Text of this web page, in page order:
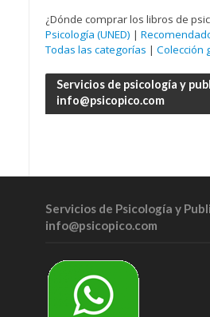
¿Dónde comprar los libros de
Psicología (UNED) |
Todas las categorías | Colección
Servicios de psicología y
info@psicopico.com
Servicios de Psicología y
info@psicopico.com